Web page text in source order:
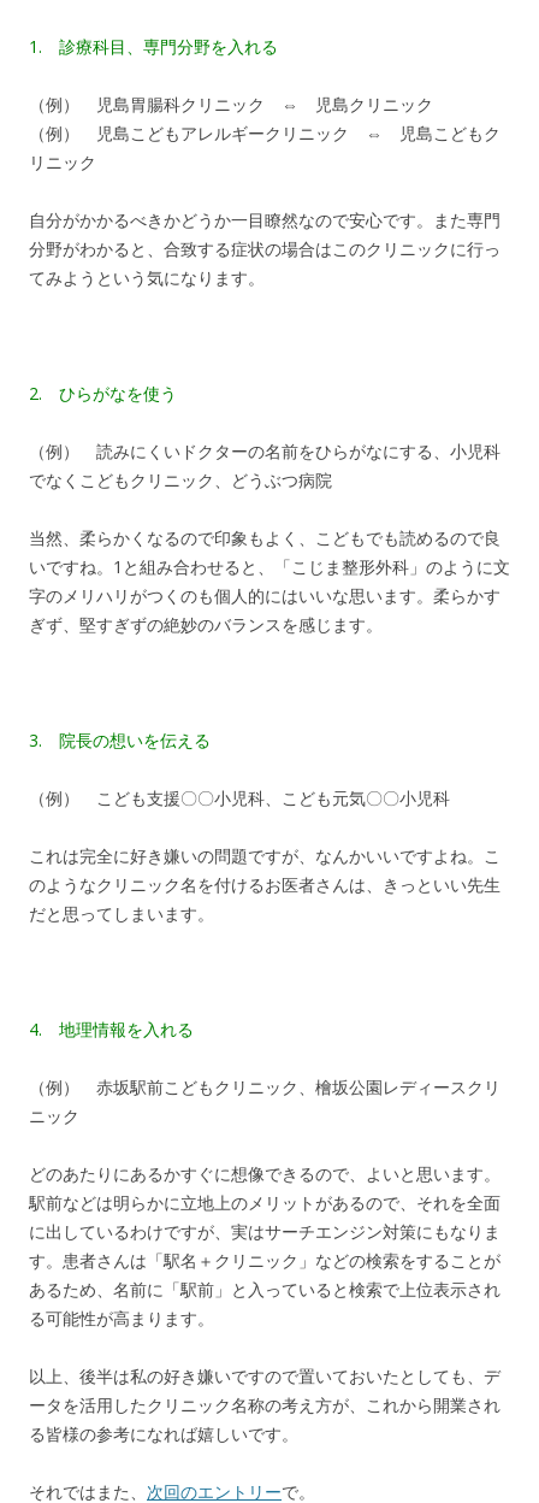
1. 診療科目、専門分野を入れる
（例） 児島胃腸科クリニック ⇔ 児島クリニック
（例） 児島こどもアレルギークリニック ⇔ 児島こどもク
リニック
自分がかかるべきかどうか一目瞭然なので安心です。また専門
分野がわかると、合致する症状の場合はこのクリニックに行っ
てみようという気になります。
2. ひらがなを使う
（例） 読みにくいドクターの名前をひらがなにする、小児科
でなくこどもクリニック、どうぶつ病院
当然、柔らかくなるので印象もよく、こどもでも読めるので良
いですね。1と組み合わせると、「こじま整形外科」のように文
字のメリハリがつくのも個人的にはいいな思います。柔らかす
ぎず、堅すぎずの絶妙のバランスを感じます。
3. 院長の想いを伝える
（例） こども支援〇〇小児科、こども元気〇〇小児科
これは完全に好き嫌いの問題ですが、なんかいいですよね。こ
のようなクリニック名を付けるお医者さんは、きっといい先生
だと思ってしまいます。
4. 地理情報を入れる
（例） 赤坂駅前こどもクリニック、檜坂公園レディースクリ
ニック
どのあたりにあるかすぐに想像できるので、よいと思います。
駅前などは明らかに立地上のメリットがあるので、それを全面
に出しているわけですが、実はサーチエンジン対策にもなりま
す。患者さんは「駅名＋クリニック」などの検索をすることが
あるため、名前に「駅前」と入っていると検索で上位表示され
る可能性が高まります。
以上、後半は私の好き嫌いですので置いておいたとしても、デ
ータを活用したクリニック名称の考え方が、これから開業され
る皆様の参考になれば嬉しいです。
それではまた、 次回のエントリーで。